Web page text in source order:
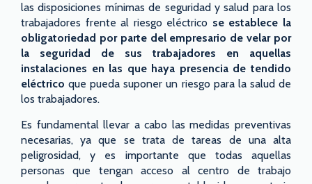
las disposiciones mínimas de seguridad y salud para los
trabajadores frente al riesgo eléctrico se establece la
obligatoriedad por parte del empresario de velar por
la seguridad de sus trabajadores en aquellas
instalaciones en las que haya presencia de tendido
eléctrico que pueda suponer un riesgo para la salud de
los trabajadores.
Es fundamental llevar a cabo las medidas preventivas
necesarias, ya que se trata de tareas de una alta
peligrosidad, y es importante que todas aquellas
personas que tengan acceso al centro de trabajo